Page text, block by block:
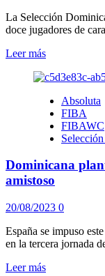
2023
La Selección
doce jugadores de
Leer másLeer
sobre
anuncia
sus
12
para
Mundial
2023
Absoluta
FIBA
FIBAWC
Dominicana
amistoso
20/08/2023 0
España se impuso
en la tercera jornada
Leer másLeer